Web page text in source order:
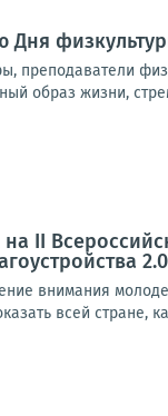
Дня
преподаватели
образ жизни,
II
внимания
всей стране,